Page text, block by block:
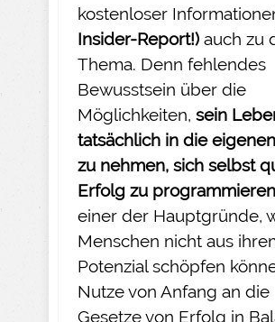
kostenloser
Insider-Report!) auch zu
Thema. Denn fehlendes
Bewusstsein über die
Möglichkeiten, sein
tatsächlich in die
zu nehmen, sich selbst
Erfolg zu
einer der Hauptgründe,
Menschen nicht aus
Potenzial schöpfen
Nutze von Anfang an die
Gesetze von Erfolg in